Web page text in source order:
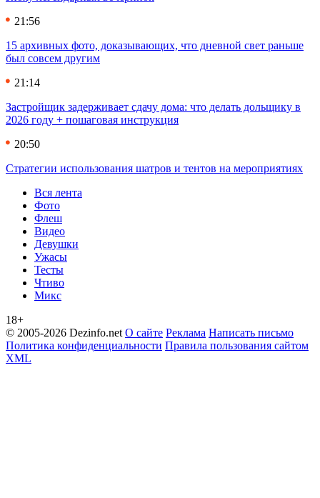
21:56
15 архивных фото, доказывающих, что дневной свет раньше
был совсем другим
21:14
Застройщик задерживает сдачу дома: что делать дольщику в
2026 году + пошаговая инструкция
20:50
Стратегии использования шатров и тентов на мероприятиях
Вся лента
Фото
Флеш
Видео
Девушки
Ужасы
Тесты
Чтиво
Микс
18+
© 2005-2026 Dezinfo.net О сайте Реклама Написать письмо
Политика конфиденциальности Правила пользования сайтом
XML